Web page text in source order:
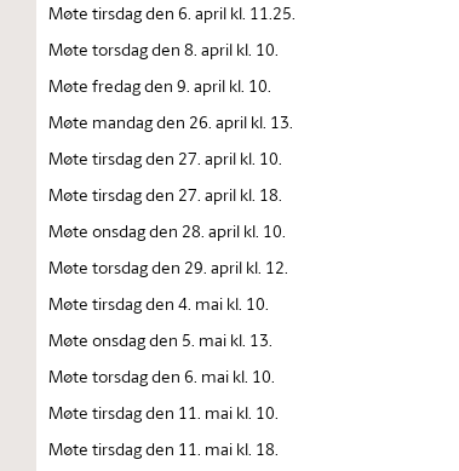
Møte tirsdag den 6. april kl. 11.25.
Møte torsdag den 8. april kl. 10.
Møte fredag den 9. april kl. 10.
Møte mandag den 26. april kl. 13.
Møte tirsdag den 27. april kl. 10.
Møte tirsdag den 27. april kl. 18.
Møte onsdag den 28. april kl. 10.
Møte torsdag den 29. april kl. 12.
Møte tirsdag den 4. mai kl. 10.
Møte onsdag den 5. mai kl. 13.
Møte torsdag den 6. mai kl. 10.
Møte tirsdag den 11. mai kl. 10.
Møte tirsdag den 11. mai kl. 18.